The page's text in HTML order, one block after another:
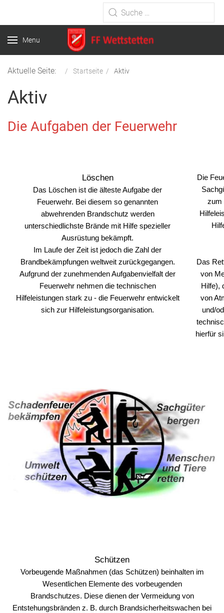
Type 2 or more characters for
results.
Menu
Aktuelle Seite: Startseite Aktiv
Aktiv
Die Aufgaben der Feuerwehr
Löschen
Das Löschen ist die älteste Aufgabe der
Feuerwehr. Bei diesem so genannten
abwehrenden Brandschutz werden
unterschiedlichste Brände mit Hilfe spezieller
Ausrüstung bekämpft.
Im Laufe der Zeit ist jedoch die Zahl der
Brandbekämpfungen weltweit zurückgegangen.
Aufgrund der zunehmenden Aufgabenvielfalt der
Feuerwehr nehmen die technischen
Hilfeleistungen stark zu - die Feuerwehr entwickelt
sich zur Hilfeleistungsorganisation.
Die
zum
Das
von
Hilfe),
von
und/
hierfür
Schützen
Vorbeugende Maßnahmen (das Schützen) beinhalten im
Wesentlichen Elemente des vorbeugenden
Brandschutzes. Diese dienen der Vermeidung von
Entstehungsbränden z. B. durch Brandsicherheitswachen bei